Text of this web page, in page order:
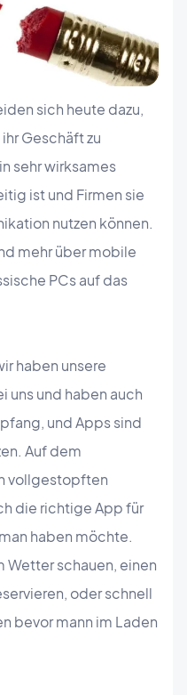
sich heute dazu,
Geschäft zu
sehr wirksames
ist und Firmen sie
nutzen können.
mehr über mobile
PCs auf das
haben unsere
uns und haben auch
und Apps sind
Auf dem
vollgestopften
die richtige App für
haben möchte.
Wetter schauen, einen
oder schnell
bevor mann im Laden